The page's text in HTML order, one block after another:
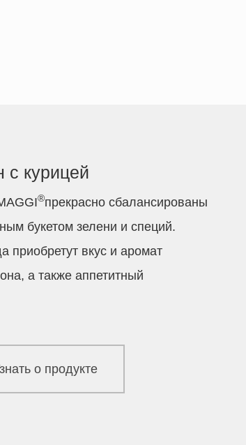
с курицей
®прекрасно сбалансированы
букетом зелени и специй.
приобретут вкус и аромат
а также аппетитный
о продукте